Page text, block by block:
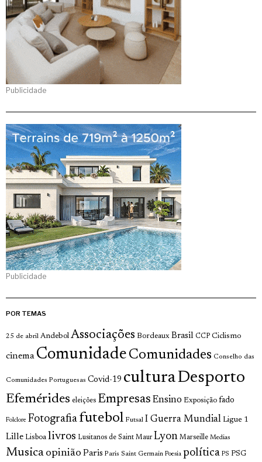
Publicidade
Publicidade
POR TEMAS
25 de abril Andebol Associações Bordeaux Brasil CCP Ciclismo
cinema Comunidade Comunidades Conselho das
Comunidades Portuguesas Covid-19 culturaDesporto
Efemérides eleições Empresas Ensino Exposição fado
Folclore Fotografia futebol Futsal I Guerra Mundial Ligue 1
Lille Lisboa livros Lusitanos de Saint Maur Lyon Marseille Medias
Musica opinião Paris Paris Saint Germain Poesia política PS PSG